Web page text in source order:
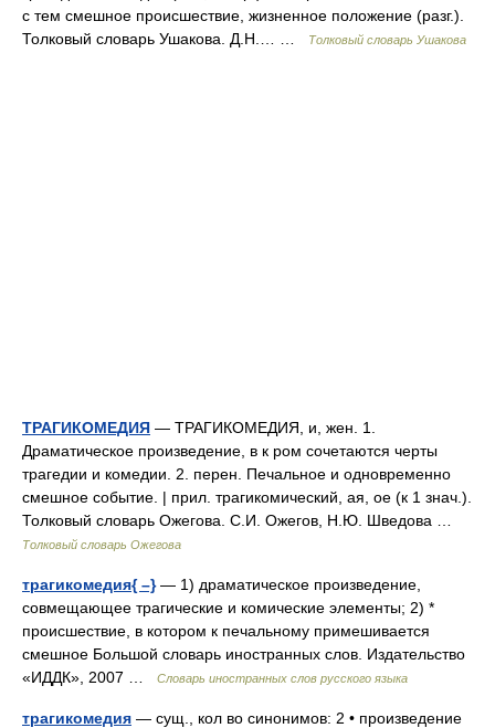
с тем смешное происшествие, жизненное положение (разг.).
Толковый словарь Ушакова. Д.Н.… …
Толковый словарь Ушакова
ТРАГИКОМЕДИЯ — ТРАГИКОМЕДИЯ, и, жен. 1.
Драматическое произведение, в к ром сочетаются черты
трагедии и комедии. 2. перен. Печальное и одновременно
смешное событие. | прил. трагикомический, ая, ое (к 1 знач.).
Толковый словарь Ожегова. С.И. Ожегов, Н.Ю. Шведова …
Толковый словарь Ожегова
трагикомедия{ –}— 1) драматическое произведение,
совмещающее трагические и комические элементы; 2) *
происшествие, в котором к печальному примешивается
смешное Большой словарь иностранных слов. Издательство
«ИДДК», 2007 …
Словарь иностранных слов русского языка
трагикомедия — сущ., кол во синонимов: 2 • произведение